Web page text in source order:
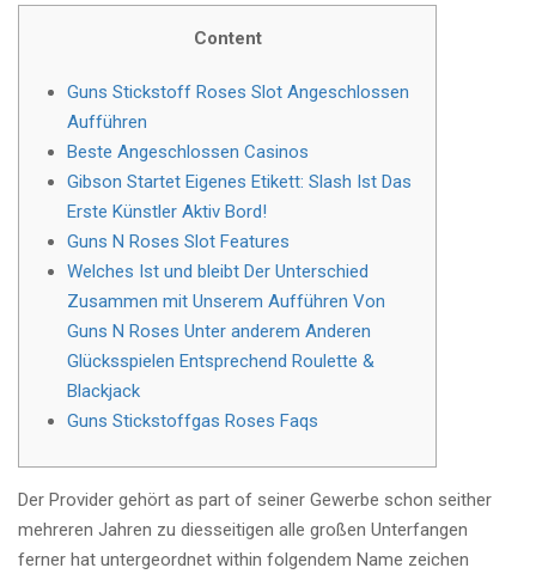
Content
Guns Stickstoff Roses Slot Angeschlossen
Aufführen
Beste Angeschlossen Casinos
Gibson Startet Eigenes Etikett: Slash Ist Das
Erste Künstler Aktiv Bord!
Guns N Roses Slot Features
Welches Ist und bleibt Der Unterschied
Zusammen mit Unserem Aufführen Von
Guns N Roses Unter anderem Anderen
Glücksspielen Entsprechend Roulette &
Blackjack
Guns Stickstoffgas Roses Faqs
Der Provider gehört as part of seiner Gewerbe schon seither
mehreren Jahren zu diesseitigen alle großen Unterfangen
ferner hat untergeordnet within folgendem Name zeichen